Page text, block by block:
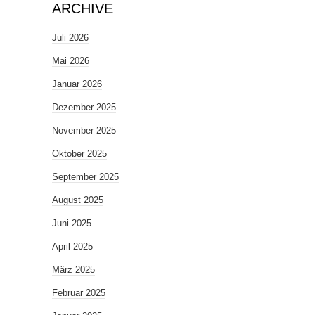
ARCHIVE
Juli 2026
Mai 2026
Januar 2026
Dezember 2025
November 2025
Oktober 2025
September 2025
August 2025
Juni 2025
April 2025
März 2025
Februar 2025